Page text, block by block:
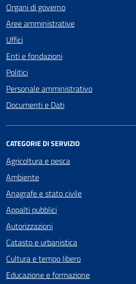
Organi di governo
Aree amministrative
Uffici
Enti e fondazioni
Politici
Personale amministrativo
Documenti e Dati
CATEGORIE DI SERVIZIO
Agricoltura e pesca
Ambiente
Anagrafe e stato civile
Appalti pubblici
Autorizzazioni
Catasto e urbanistica
Cultura e tempo libero
Educazione e formazione